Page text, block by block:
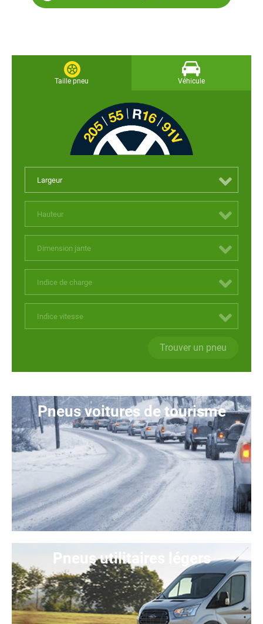
Taille pneu Véhicule
Largeur
Hauteur
Dimension jante
Indice de charge
Indice vitesse
Trouver un pneu
Pneus voitures de tourisme
Pneus utilitaires légers